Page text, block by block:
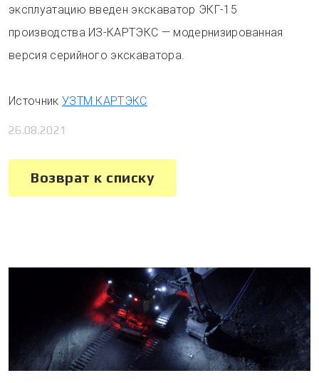
эксплуатацию введен экскаватор ЭКГ-15
производства ИЗ-КАРТЭКС — модернизированная
версия серийного экскаватора.
Источник УЗТМ КАРТЭКС
26.08.2021
Возврат к списку